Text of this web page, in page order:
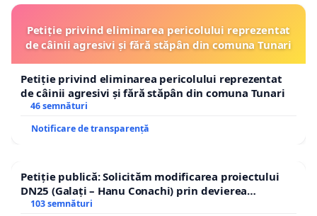
Petiție privind eliminarea pericolului reprezentat
de câinii agresivi și fără stăpân din comuna Tunari
Petiție privind eliminarea pericolului reprezentat
de câinii agresivi și fără stăpân din comuna Tunari
46 semnături
Notificare de transparență
Petiție publică: Solicităm modificarea proiectului
DN25 (Galați – Hanu Conachi) prin devierea
traseului în afara localităților!
103 semnături